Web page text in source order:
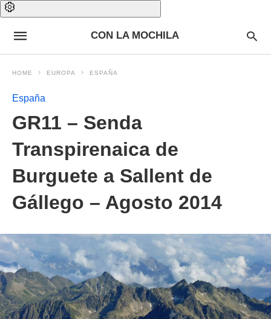
CON LA MOCHILA
HOME EUROPA ESPAÑA
España
GR11 – Senda
Transpirenaica de
Burguete a Sallent de
Gállego – Agosto 2014